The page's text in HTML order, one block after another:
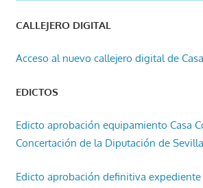
CALLEJERO DIGITAL
Acceso al nuevo callejero digital de
EDICTOS
Edicto aprobación equipamiento Casa
Concertación de la Diputación de Sevilla
Edicto aprobación definitiva